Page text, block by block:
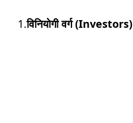
1.विनियोगी वर्ग (Investors)